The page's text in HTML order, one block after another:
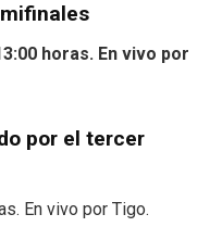
horas. En vivo por
por el tercer
En vivo por Tigo.